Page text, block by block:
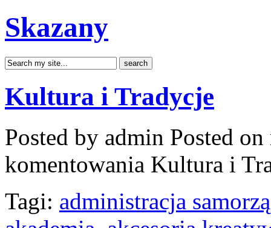
Skazany
Kultura i Tradycje
Posted by admin Posted
komentowania Kultura i
Tagi: administracja